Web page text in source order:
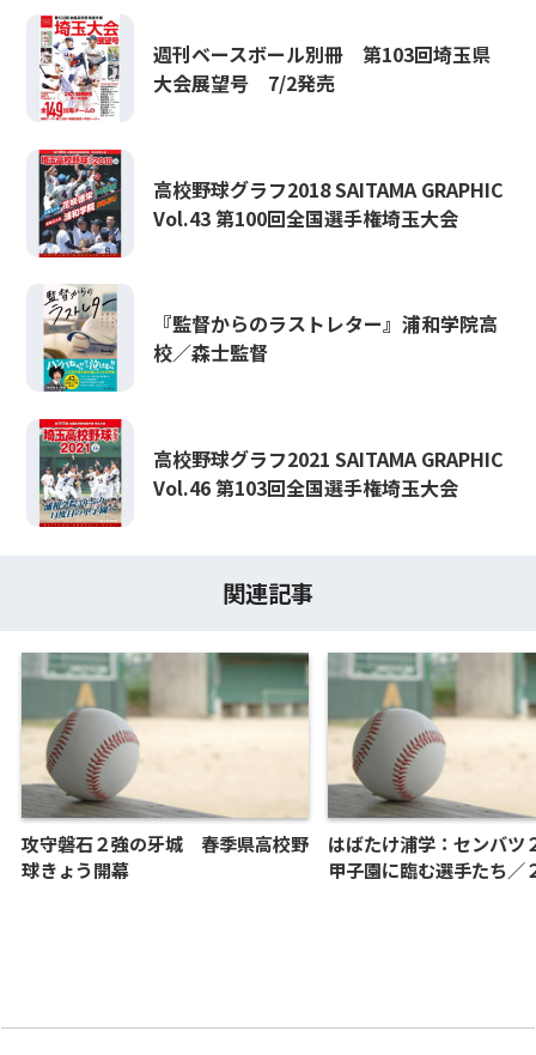
週刊ベースボール別冊 第103回埼玉県
大会展望号 7/2発売
高校野球グラフ2018 SAITAMA GRAPHIC
Vol.43 第100回全国選手権埼玉大会
『監督からのラストレター』浦和学院高
校／森士監督
高校野球グラフ2021 SAITAMA GRAPHIC
Vol.46 第103回全国選手権埼玉大会
関連記事
攻守磐石２強の牙城 春季県高校野
球きょう開幕
はばたけ浦学：センバ
甲子園に臨む選手たち／